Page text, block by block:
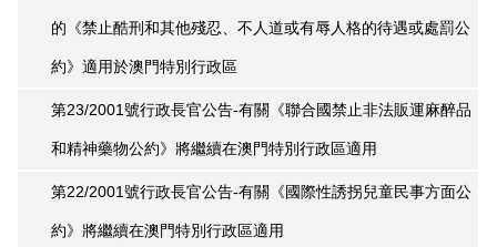
的《禁止酷刑和其他殘忍、不人道或有辱人格的待遇或處罰公
約》適用於澳門特別行政區
第23/2001號行政長官公告-有關《聯合國禁止非法販運麻醉品
和精神藥物公約》將繼續在澳門特別行政區適用
第22/2001號行政長官公告-有關《國際性誘拐兒童民事方面公
約》將繼續在澳門特別行政區適用